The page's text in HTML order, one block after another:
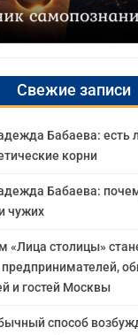
Свежие записи
Бабаева: есть
корни
Бабаева:
чужих
«Лица столицы»
предпринимателей,
и гостей Москвы
способ